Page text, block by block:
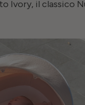
Ivory, il classico